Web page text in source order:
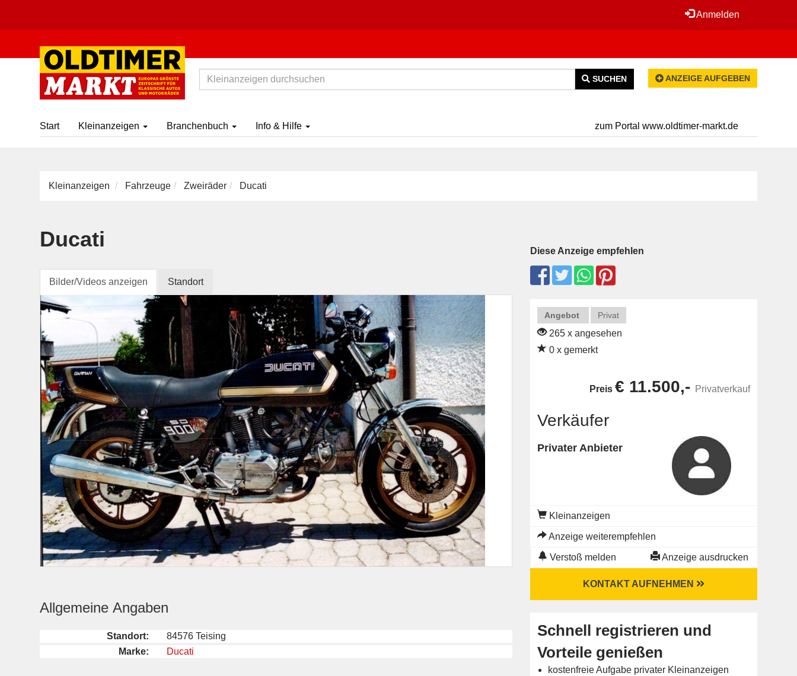
Anmelden
SUCHEN ANZEIGE AUFGEBEN
Start Kleinanzeigen Branchenbuch Info & Hilfe zum Portal www.oldtimer-markt.de
Kleinanzeigen Fahrzeuge Zweiräder Ducati
Ducati
Bilder/Videos anzeigen Standort
Allgemeine Angaben
Standort:
84576 Teising
Marke:
Ducati
Diese Anzeige empfehlen
Angebot Privat
265 x angesehen
0 x gemerkt
Preis € 11.500,- Privatverkauf
Verkäufer
Privater Anbieter
Kleinanzeigen
Anzeige weiterempfehlen
Verstoß melden Anzeige ausdrucken
KONTAKT AUFNEHMEN
Schnell registrieren und
Vorteile genießen
kostenfreie Aufgabe privater Kleinanzeigen